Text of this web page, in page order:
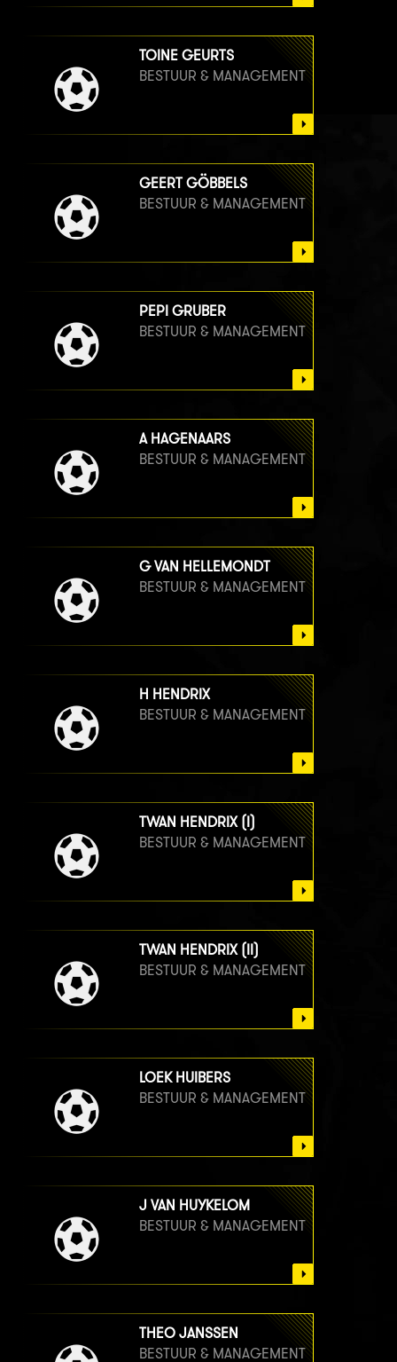
TOINE GEURTS
BESTUUR & MANAGEMENT
GEERT GÖBBELS
BESTUUR & MANAGEMENT
PEPI GRUBER
BESTUUR & MANAGEMENT
A HAGENAARS
BESTUUR & MANAGEMENT
G VAN HELLEMONDT
BESTUUR & MANAGEMENT
H HENDRIX
BESTUUR & MANAGEMENT
TWAN HENDRIX (I)
BESTUUR & MANAGEMENT
TWAN HENDRIX (II)
BESTUUR & MANAGEMENT
LOEK HUIBERS
BESTUUR & MANAGEMENT
J VAN HUYKELOM
BESTUUR & MANAGEMENT
THEO JANSSEN
BESTUUR & MANAGEMENT